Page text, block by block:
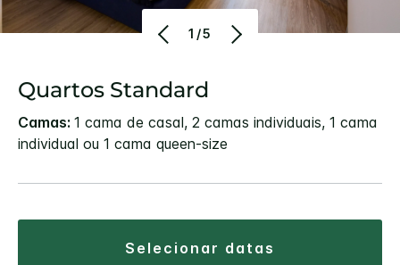
1/5
Quartos Standard
Camas: 1 cama de casal, 2 camas individuais, 1 cama
individual ou 1 cama queen-size
selecionar datas